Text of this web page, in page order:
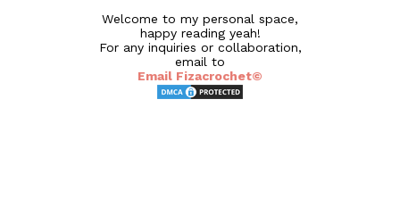
Welcome to my personal space,
happy reading yeah!
For any inquiries or collaboration,
email to
Email Fizacrochet©